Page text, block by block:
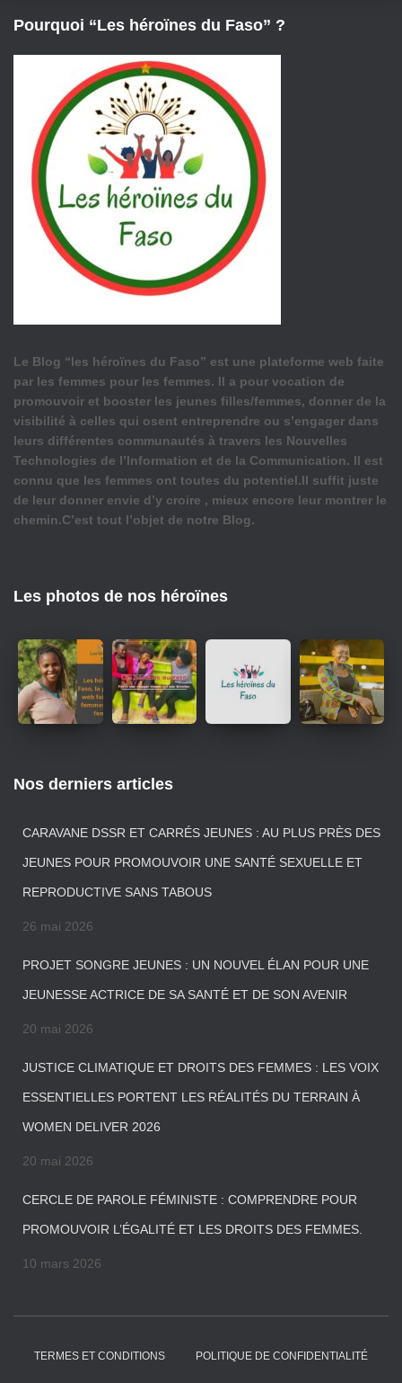
Pourquoi “Les héroïnes du Faso” ?
Le Blog “les héroïnes du Faso” est une plateforme web faite
par les femmes pour les femmes. Il a pour vocation de
promouvoir et booster les jeunes filles/femmes, donner de la
visibilité à celles qui osent entreprendre ou s’engager dans
leurs différentes communautés à travers les Nouvelles
Technologies de l’Information et de la Communication. Il est
connu que les femmes ont toutes du potentiel.Il suffit juste
de leur donner envie d’y croire , mieux encore leur montrer le
chemin.C’est tout l’objet de notre Blog.
Les photos de nos héroïnes
Nos derniers articles
CARAVANE DSSR ET CARRÉS JEUNES : AU PLUS PRÈS DES
JEUNES POUR PROMOUVOIR UNE SANTÉ SEXUELLE ET
REPRODUCTIVE SANS TABOUS
26 mai 2026
PROJET SONGRE JEUNES : UN NOUVEL ÉLAN POUR UNE
JEUNESSE ACTRICE DE SA SANTÉ ET DE SON AVENIR
20 mai 2026
JUSTICE CLIMATIQUE ET DROITS DES FEMMES : LES VOIX
ESSENTIELLES PORTENT LES RÉALITÉS DU TERRAIN À
WOMEN DELIVER 2026
20 mai 2026
CERCLE DE PAROLE FÉMINISTE : COMPRENDRE POUR
PROMOUVOIR L’ÉGALITÉ ET LES DROITS DES FEMMES.
10 mars 2026
TERMES ET CONDITIONS POLITIQUE DE CONFIDENTIALITÉ